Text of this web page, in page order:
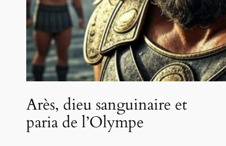
Arès, dieu sanguinaire et
paria de l’Olympe